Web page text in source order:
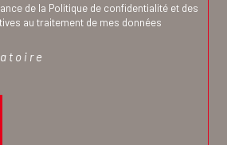
de la Politique de confidentialité et des
au traitement de mes données